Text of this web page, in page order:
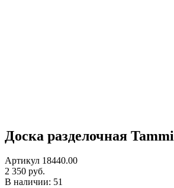
Доска разделочная Tammi
Артикул 18440.00
2 350 руб.
В наличии: 51